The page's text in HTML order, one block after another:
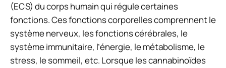
(ECS) du corps humain qui régule certaines
fonctions. Ces fonctions corporelles comprennent le
système nerveux, les fonctions cérébrales, le
système immunitaire, l’énergie, le métabolisme, le
stress, le sommeil, etc. Lorsque les cannabinoïdes